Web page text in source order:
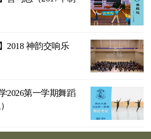
2018 神韵交响乐
2026第一学期舞蹈